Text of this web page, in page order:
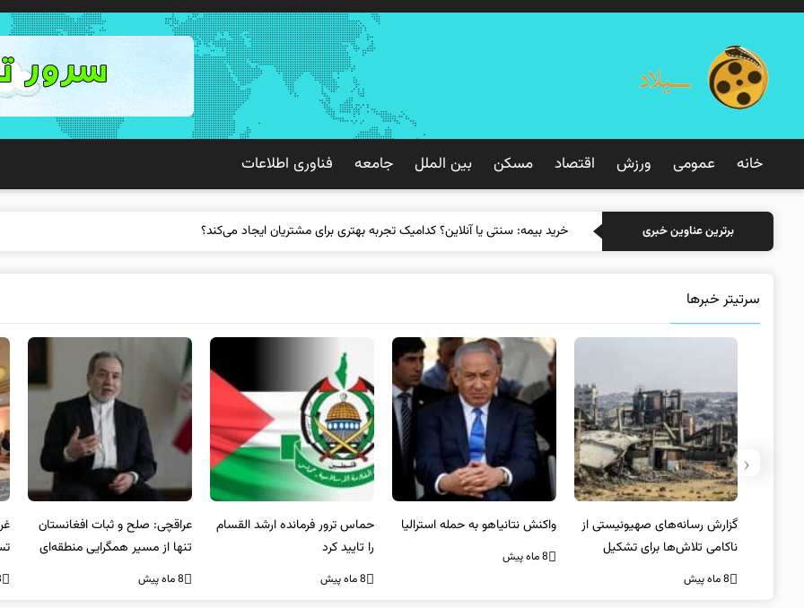
خانه عمومی ورزش اقتصاد مسکن بین الملل جامعه فناوری اطلاعات
برترین عناوین خبری خرید بی
سرتیتر خبرها
واکنش نتانیاهو به حمله استرالیا
حماس ترور فرمانده ارشد القسام
را تایید کرد
عراقچی: صلح و ثبات افغانستان
تنها از مسیر همگرایی منطقه‌ای
محقق می‌شود
8 ماه پیش
غریب آبادی: مردم ایران هرگز
تسلیم تهدیدات و تجاوزات
نخواهند شد و متحد و منسجم
8 ماه پیش 8
‹